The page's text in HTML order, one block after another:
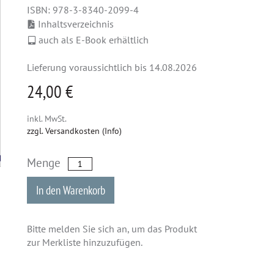
ISBN: 978-3-8340-2099-4
Inhaltsverzeichnis
auch als E-Book erhältlich
Lieferung voraussichtlich bis 14.08.2026
24,00 €
inkl. MwSt.
zzgl. Versandkosten (Info)
Menge
In den Warenkorb
Bitte melden Sie sich an, um das Produkt
zur Merkliste hinzuzufügen.